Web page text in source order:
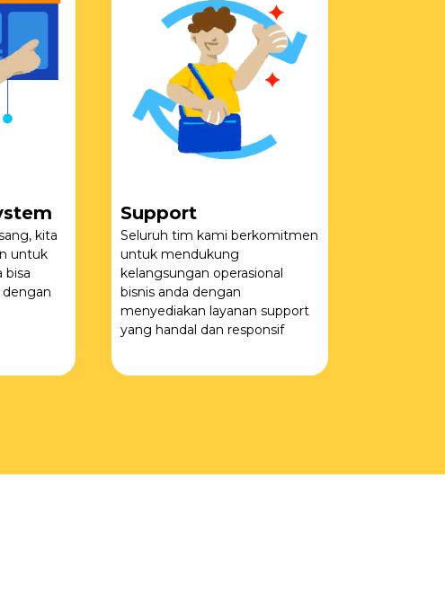
kita
untuk
bisa
Support
Seluruh tim kami berkomitmen
untuk mendukung
kelangsungan operasional
bisnis anda dengan
menyediakan layanan support
yang handal dan responsif